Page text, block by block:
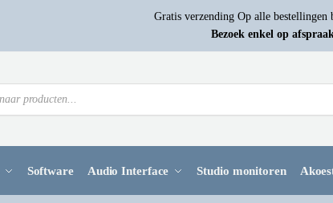
Gratis verzending Op alle bestellingen
Bezoek enkel op
Software Audio Interface Studio monitoren